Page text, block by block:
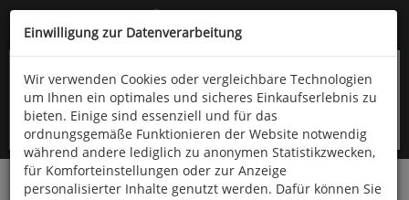
Kompletten Head der Seite überspringen
oder (06766) 9323-960
Startseite Bücher Literatur Belletristik
Einwilligung zur Datenverarbeitung
Wir verwenden Cookies oder vergleichbare Technologien
um Ihnen ein optimales und sicheres Einkaufserlebnis zu
bieten. Einige sind essenziell und für das
ordnungsgemäße Funktionieren der Website notwendig
während andere lediglich zu anonymen Statistikzwecken,
für Komforteinstellungen oder zur Anzeige
personalisierter Inhalte genutzt werden. Dafür können Sie